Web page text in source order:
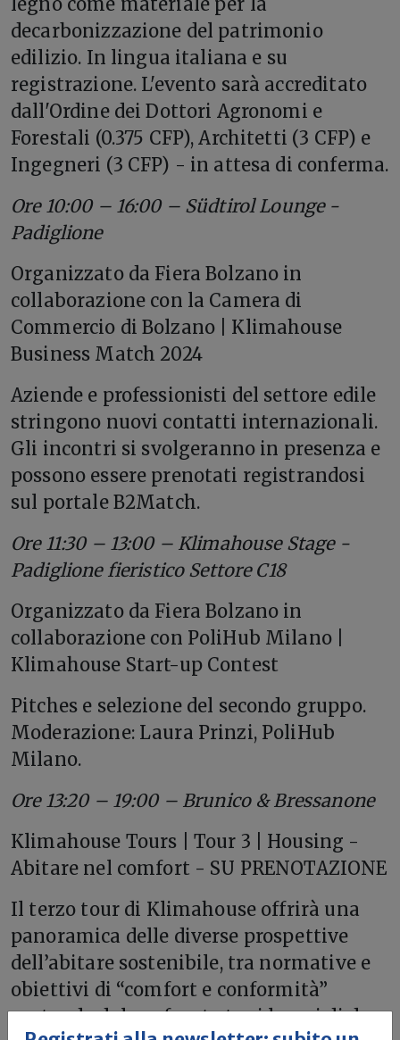
decarbonizzazione del patrimonio
edilizio. In lingua italiana e su
registrazione. L'evento sarà accreditato
dall'Ordine dei Dottori Agronomi e
Forestali (0.375 CFP), Architetti (3 CFP) e
Ingegneri (3 CFP) - in attesa di conferma.
Ore 10:00 – 16:00 – Südtirol Lounge -
Padiglione
Organizzato da Fiera Bolzano in
collaborazione con la Camera di
Commercio di Bolzano | Klimahouse
Business Match 2024
Aziende e professionisti del settore edile
stringono nuovi contatti internazionali.
Gli incontri si svolgeranno in presenza e
possono essere prenotati registrandosi
sul portale B2Match.
Ore 11:30 – 13:00 – Klimahouse Stage -
Padiglione fieristico Settore C18
Organizzato da Fiera Bolzano in
collaborazione con PoliHub Milano |
Klimahouse Start-up Contest
Pitches e selezione del secondo gruppo.
Moderazione: Laura Prinzi, PoliHub
Milano.
Ore 13:20 – 19:00 – Brunico & Bressanone
Klimahouse Tours | Tour 3 | Housing -
Abitare nel comfort - SU PRENOTAZIONE
Il terzo tour di Klimahouse offrirà una
panoramica delle diverse prospettive
dell’abitare sostenibile, tra normative e
obiettivi di “comfort e conformità”
partendo dal confronto tra i lavori di due